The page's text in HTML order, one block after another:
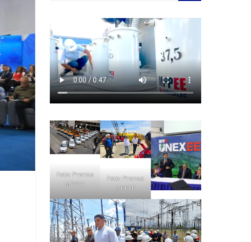
Foto: Prensa
MPPEE
Foto: Prensa
MPPEE